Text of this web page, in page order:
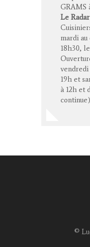
GRAMS
Le Radar
mardi
18h30,
vendredi
19h et
à 12h et
©